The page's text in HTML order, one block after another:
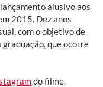
alusivo aos
2015. Dez anos
com o objetivo de
que ocorre
do filme.